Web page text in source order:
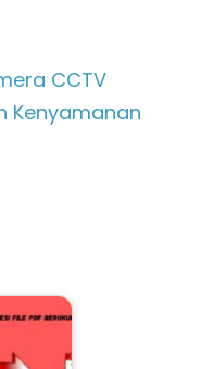
CCTV
Kenyamanan